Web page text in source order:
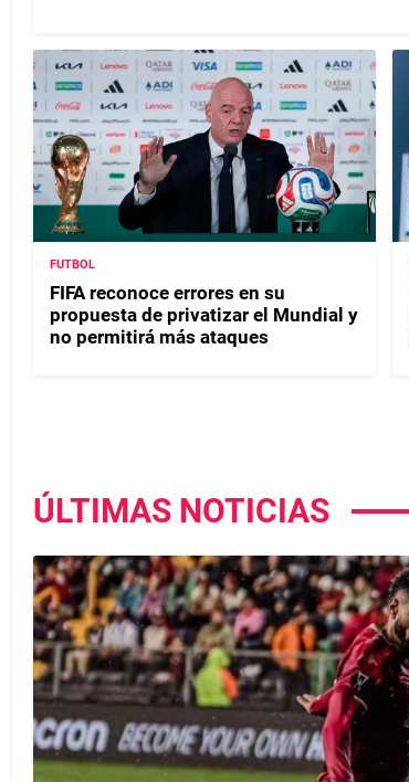
FUTBOL
FIFA reconoce errores en su
propuesta de privatizar el Mundial y
no permitirá más ataques
ÚLTIMAS NOTICIAS